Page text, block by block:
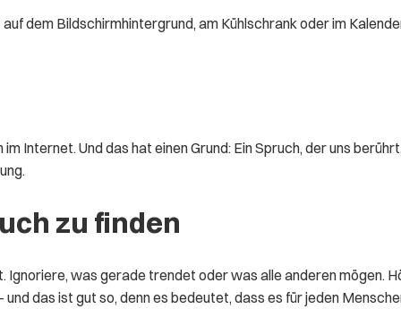
dem Bildschirmhintergrund, am Kühlschrank oder im
Internet. Und das hat einen Grund: Ein Spruch, der uns
zu finden
was gerade trendet oder was alle anderen mögen.
das ist gut so, denn es bedeutet, dass es für jeden